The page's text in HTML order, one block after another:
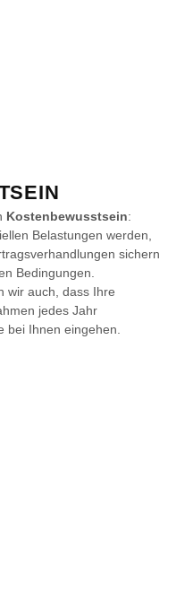
Kostenbewusstsein:
Belastungen werden,
sichern
Bedingungen.
wir auch, dass Ihre
jedes Jahr
bei Ihnen eingehen.